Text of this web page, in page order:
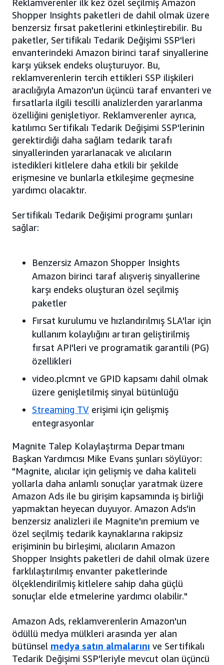
Reklamverenler ilk kez özel seçilmiş Amazon
Shopper Insights paketleri de dahil olmak üzere
benzersiz fırsat paketlerini etkinleştirebilir. Bu
paketler, Sertifikalı Tedarik Değişimi SSP'leri
envanterindeki Amazon birinci taraf sinyallerine
karşı yüksek endeks oluşturuyor. Bu,
reklamverenlerin tercih ettikleri SSP ilişkileri
aracılığıyla Amazon'un üçüncü taraf envanteri ve
fırsatlarla ilgili tescilli analizlerden yararlanma
özelliğini genişletiyor. Reklamverenler ayrıca,
katılımcı Sertifikalı Tedarik Değişimi SSP'lerinin
gerektirdiği daha sağlam tedarik tarafı
sinyallerinden yararlanacak ve alıcıların
istedikleri kitlelere daha etkili bir şekilde
erişmesine ve bunlarla etkileşime geçmesine
yardımcı olacaktır.
Sertifikalı Tedarik Değişimi programı şunları
sağlar:
Benzersiz Amazon Shopper Insights
Amazon birinci taraf alışveriş sinyallerine
karşı endeks oluşturan özel seçilmiş
paketler
Fırsat kurulumu ve hızlandırılmış SLA'lar için
kullanım kolaylığını artıran geliştirilmiş
fırsat API'leri ve programatik garantili (PG)
özellikleri
video.plcmnt ve GPID kapsamı dahil olmak
üzere genişletilmiş sinyal bütünlüğü
Streaming TV erişimi için gelişmiş
entegrasyonlar
Magnite Talep Kolaylaştırma Departmanı
Başkan Yardımcısı Mike Evans şunları söylüyor:
"Magnite, alıcılar için gelişmiş ve daha kaliteli
yollarla daha anlamlı sonuçlar yaratmak üzere
Amazon Ads ile bu girişim kapsamında iş birliği
yapmaktan heyecan duyuyor. Amazon Ads'in
benzersiz analizleri ile Magnite'ın premium ve
özel seçilmiş tedarik kaynaklarına rakipsiz
erişiminin bu birleşimi, alıcıların Amazon
Shopper Insights paketleri de dahil olmak üzere
farklılaştırılmış envanter paketlerinde
ölçeklendirilmiş kitlelere sahip daha güçlü
sonuçlar elde etmelerine yardımcı olabilir."
Amazon Ads, reklamverenlerin Amazon'un
ödüllü medya mülkleri arasında yer alan
bütünsel medya satın almalarını ve Sertifikalı
Tedarik Değişimi SSP'leriyle mevcut olan üçüncü